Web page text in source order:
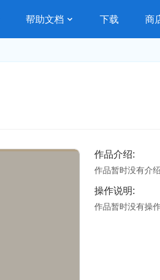
帮助文档 下载 商
作品介绍:
作品暂时没有介
操作说明:
作品暂时没有操